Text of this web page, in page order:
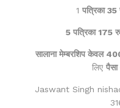
1 पत्रिका
5 पत्रिका 175
सालाना मेम्बरशिप केवल
लिए
Jaswant Singh